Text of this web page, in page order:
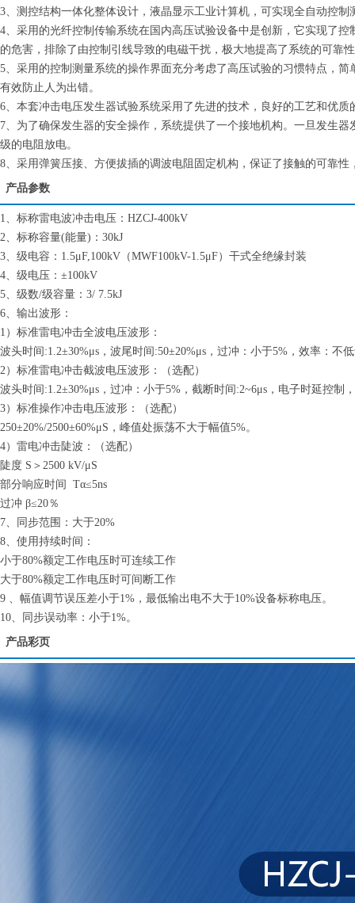
3、测控结构一体化整体设计，液晶显示工业计算机，可实现全自动控
4、采用的光纤控制传输系统在国内高压试验设备中是创新，它实现了
的危害，排除了由控制引线导致的电磁干扰，极大地提高了系统的可靠
5、采用的控制测量系统的操作界面充分考虑了高压试验的习惯特点，
有效防止人为出错。
6、本套冲击电压发生器试验系统采用了先进的技术，良好的工艺和优
7、为了确保发生器的安全操作，系统提供了一个接地机构。一旦发生
级的电阻放电。
8、采用弹簧压接、方便拔插的调波电阻固定机构，保证了接触的可靠性
产品参数
1、标称雷电波冲击电压：HZCJ-400kV
2、标称容量(能量)：30kJ
3、级电容：1.5μF,100kV（MWF100kV-1.5μF）干式全绝缘封装
4、级电压：±100kV
5、级数/级容量：3/ 7.5kJ
6、输出波形：
1）标准雷电冲击全波电压波形：
波头时间:1.2±30%μs，波尾时间:50±20%μs，过冲：小于5%，效率：不
2）标准雷电冲击截波电压波形：（选配）
波头时间:1.2±30%μs，过冲：小于5%，截断时间:2~6μs，电子时延控
3）标准操作冲击电压波形：（选配）
250±20%/2500±60%μS，峰值处振荡不大于幅值5%。
4）雷电冲击陡波：（选配）
陡度 S＞2500 kV/μS
部分响应时间 Tα≤5ns
过冲 β≤20％
7、同步范围：大于20%
8、使用持续时间：
小于80%额定工作电压时可连续工作
大于80%额定工作电压时可间断工作
9 、幅值调节误压差小于1%，最低输出电不大于10%设备标称电压。
10、同步误动率：小于1%。
产品彩页